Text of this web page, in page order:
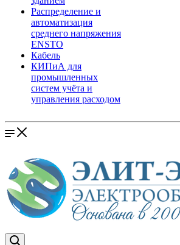
Распределение и
автоматизация
среднего напряжения
ENSTO
Кабель
КИПиА для
промышленных
систем учёта и
управления расходом